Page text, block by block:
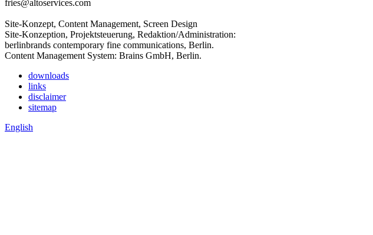
fries@altoservices.com
Site-Konzept, Content Management, Screen Design
Site-Konzeption, Projektsteuerung, Redaktion/Administration:
berlinbrands contemporary fine communications, Berlin.
Content Management System: Brains GmbH, Berlin.
downloads
links
disclaimer
sitemap
English